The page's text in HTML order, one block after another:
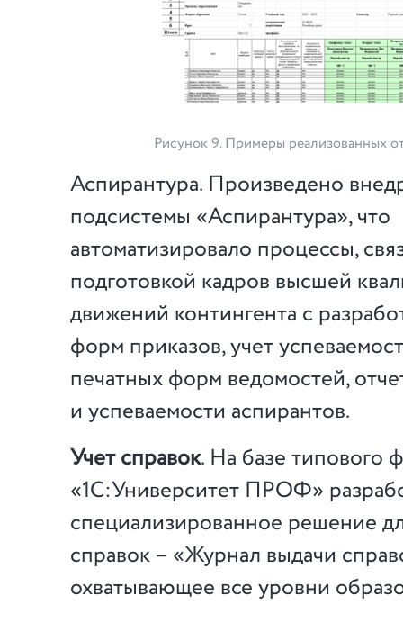
Рисунок 9. Примеры реализованных
Аспирантура. Произведено
подсистемы «Аспирантура», что
автоматизировало процессы,
подготовкой кадров высшей
движений контингента с
форм приказов, учет
печатных форм ведомостей,
и успеваемости аспирантов.
Учет справок. На базе типового
«1С:Университет ПРОФ»
специализированное решение
справок – «Журнал выдачи
охватывающее все уровни